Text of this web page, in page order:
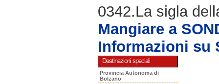
0342.La sigla
Mangiare a
Informazioni su
Destinazioni speciali
Provincia Autonoma di
Bolzano